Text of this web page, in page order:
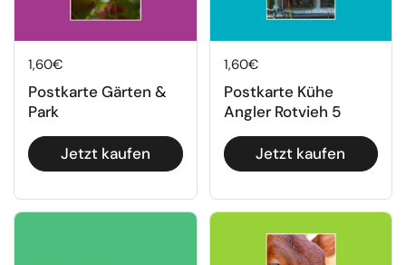
Regulärer Preis
1,60€
Postkarte Gärten &
Park
Jetzt kaufen
Regulärer Preis
1,60€
Postkarte Kühe
Angler Rotvieh 5
Jetzt kaufen